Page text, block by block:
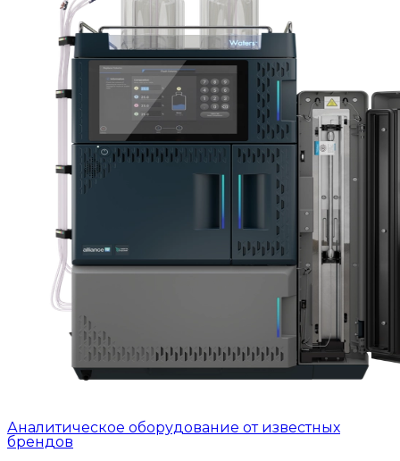
Аналитическое оборудование от известных
брендов